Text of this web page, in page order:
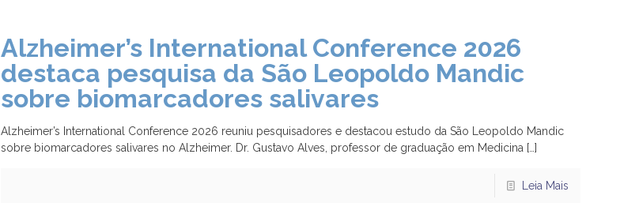
Alzheimer’s International Conference 2026
destaca pesquisa da São Leopoldo Mandic
sobre biomarcadores salivares
Alzheimer’s International Conference 2026 reuniu pesquisadores e destacou estudo da São Leopoldo Mandic
sobre biomarcadores salivares no Alzheimer. Dr. Gustavo Alves, professor de graduação em Medicina […]
Leia Mais